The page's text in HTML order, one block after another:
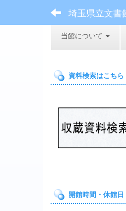
埼玉県立文書
当館について
資料検索はこちら
開館時間・休館日